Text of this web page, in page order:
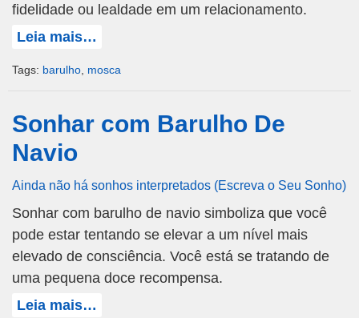
fidelidade ou lealdade em um relacionamento.
Leia mais…
Tags: barulho mosca
Sonhar com Barulho De
Navio
Ainda não há sonhos interpretados (Escreva o Seu Sonho)
Sonhar com barulho de navio simboliza que você
pode estar tentando se elevar a um nível mais
elevado de consciência. Você está se tratando de
uma pequena doce recompensa.
Leia mais…